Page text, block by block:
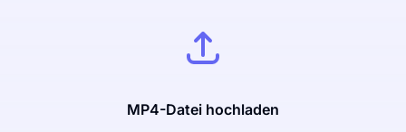
MP4-Datei hochladen